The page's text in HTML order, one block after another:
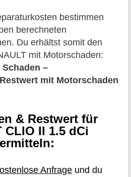
bestimmen
berechneten
Du erhältst somit den
mit Motorschaden:
–
mit Motorschaden
& Restwert für
CLIO II 1.5 dCi
Anfrage und du